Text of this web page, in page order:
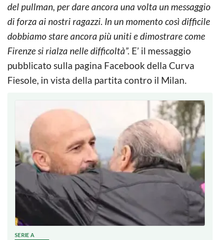
del pullman, per dare ancora una volta un messaggio
di forza ai nostri ragazzi. In un momento così difficile
dobbiamo stare ancora più uniti e dimostrare come
Firenze si rialza nelle difficoltà”. E’ il messaggio
pubblicato sulla pagina Facebook della Curva
Fiesole, in vista della partita contro il Milan.
SERIE A